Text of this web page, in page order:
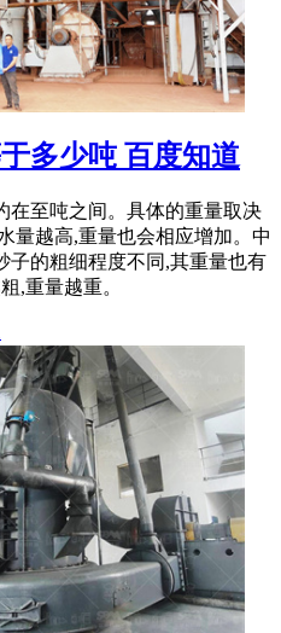
多少吨 百度知道
在至吨之间。具体的重量取决
量越高,重量也会相应增加。中
子的粗细程度不同,其重量也有
,重量越重。